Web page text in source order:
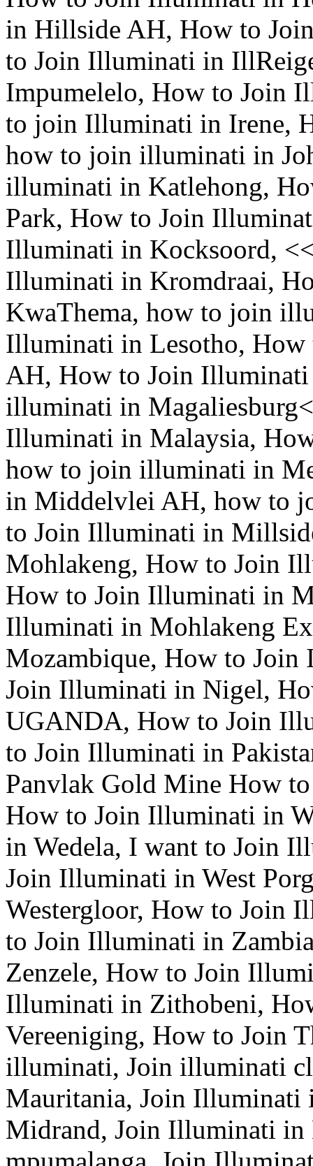
in Hillside AH, How to
to Join Illuminati in
Impumelelo, How to Join
to join Illuminati in Irene,
how to join illuminati in
illuminati in Katlehong,
Park, How to Join
Illuminati in Kocksoord,
Illuminati in Kromdraai,
KwaThema, how to join
Illuminati in Lesotho,
AH, How to Join
illuminati in
Illuminati in Malaysia,
how to join illuminati in
in Middelvlei AH, how to
to Join Illuminati in
Mohlakeng, How to Join
How to Join Illuminati in
Illuminati in Mohlakeng
Mozambique, How to
Join Illuminati in Nigel,
UGANDA, How to Join
to Join Illuminati in
Panvlak Gold Mine How
How to Join Illuminati in
in Wedela, I want to Join
Join Illuminati in West
Westergloor, How to Join
to Join Illuminati in
Zenzele, How to Join
Illuminati in Zithobeni,
Vereeniging, How to Join
illuminati, Join illuminati
Mauritania, Join
Midrand, Join Illuminati